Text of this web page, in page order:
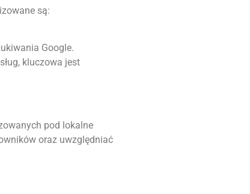
są:
Google.
kluczowa jest
pod lokalne
oraz uwzględniać